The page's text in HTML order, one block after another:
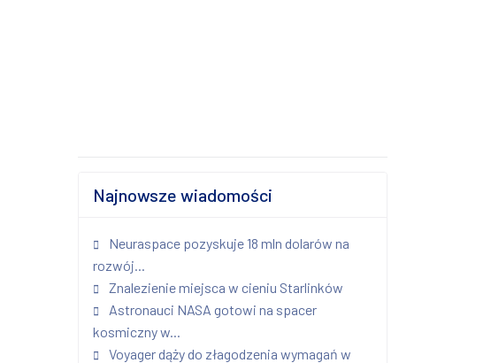
Najnowsze wiadomości
Neuraspace pozyskuje 18 mln dolarów na
rozwój...
Znalezienie miejsca w cieniu Starlinków
Astronauci NASA gotowi na spacer
kosmiczny w...
Voyager dąży do złagodzenia wymagań w